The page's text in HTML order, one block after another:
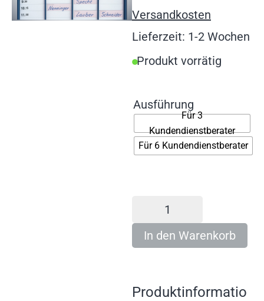
Versandkosten
Lieferzeit: 1-2 Wochen
Produkt vorrätig
Ausführung
Für 3
Kundendienstberater
Für 6 Kundendienstberater
In den Warenkorb
Produktinformatio